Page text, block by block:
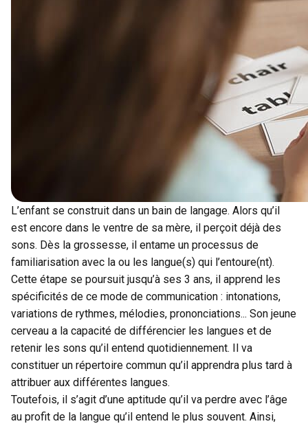
L’enfant se construit dans un bain de langage. Alors qu’il
est encore dans le ventre de sa mère, il perçoit déjà des
sons. Dès la grossesse, il entame un processus de
familiarisation avec la ou les langue(s) qui l’entoure(nt).
Cette étape se poursuit jusqu’à ses 3 ans, il apprend les
spécificités de ce mode de communication : intonations,
variations de rythmes, mélodies, prononciations... Son jeune
cerveau a la capacité de différencier les langues et de
retenir les sons qu’il entend quotidiennement. Il va
constituer un répertoire commun qu’il apprendra plus tard à
attribuer aux différentes langues.
Toutefois, il s’agit d’une aptitude qu’il va perdre avec l’âge
au profit de la langue qu’il entend le plus souvent. Ainsi,